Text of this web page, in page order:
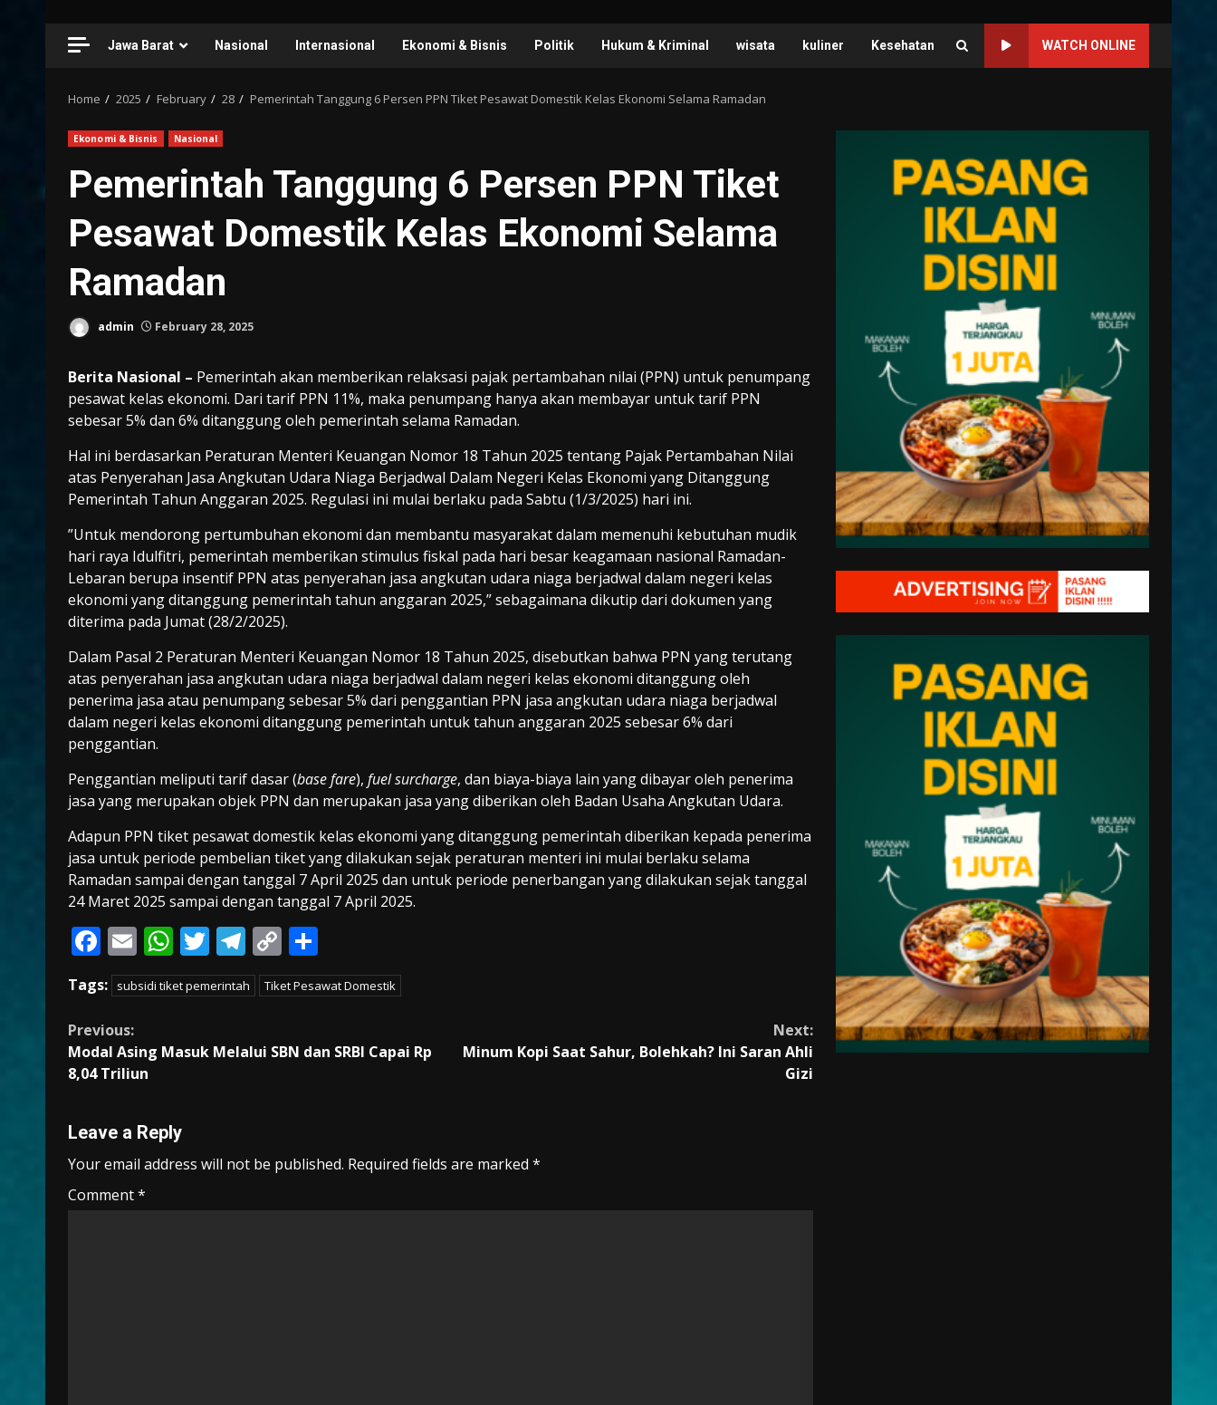
Jawa Barat Nasional Internasional Ekonomi & Bisnis Politik Hukum & Kriminal wisata kuliner Kesehatan WATCH ONLINE
Home 2025 February 28 Pemerintah Tanggung 6 Persen PPN Tiket Pesawat Domestik Kelas Ekonomi Selama Ramadan
Ekonomi & Bisnis Nasional
Pemerintah Tanggung 6 Persen PPN Tiket
Pesawat Domestik Kelas Ekonomi Selama
Ramadan
admin February 28, 2025
Berita Nasional – Pemerintah akan memberikan relaksasi pajak pertambahan nilai (PPN) untuk penumpang
pesawat kelas ekonomi. Dari tarif PPN 11%, maka penumpang hanya akan membayar untuk tarif PPN
sebesar 5% dan 6% ditanggung oleh pemerintah selama Ramadan.
Hal ini berdasarkan Peraturan Menteri Keuangan Nomor 18 Tahun 2025 tentang Pajak Pertambahan Nilai
atas Penyerahan Jasa Angkutan Udara Niaga Berjadwal Dalam Negeri Kelas Ekonomi yang Ditanggung
Pemerintah Tahun Anggaran 2025. Regulasi ini mulai berlaku pada Sabtu (1/3/2025) hari ini.
”Untuk mendorong pertumbuhan ekonomi dan membantu masyarakat dalam memenuhi kebutuhan mudik
hari raya Idulfitri, pemerintah memberikan stimulus fiskal pada hari besar keagamaan nasional Ramadan-
Lebaran berupa insentif PPN atas penyerahan jasa angkutan udara niaga berjadwal dalam negeri kelas
ekonomi yang ditanggung pemerintah tahun anggaran 2025,” sebagaimana dikutip dari dokumen yang
diterima pada Jumat (28/2/2025).
Dalam Pasal 2 Peraturan Menteri Keuangan Nomor 18 Tahun 2025, disebutkan bahwa PPN yang terutang
atas penyerahan jasa angkutan udara niaga berjadwal dalam negeri kelas ekonomi ditanggung oleh
penerima jasa atau penumpang sebesar 5% dari penggantian PPN jasa angkutan udara niaga berjadwal
dalam negeri kelas ekonomi ditanggung pemerintah untuk tahun anggaran 2025 sebesar 6% dari
penggantian.
Penggantian meliputi tarif dasar (base fare), fuel surcharge, dan biaya-biaya lain yang dibayar oleh penerima
jasa yang merupakan objek PPN dan merupakan jasa yang diberikan oleh Badan Usaha Angkutan Udara.
Adapun PPN tiket pesawat domestik kelas ekonomi yang ditanggung pemerintah diberikan kepada penerima
jasa untuk periode pembelian tiket yang dilakukan sejak peraturan menteri ini mulai berlaku selama
Ramadan sampai dengan tanggal 7 April 2025 dan untuk periode penerbangan yang dilakukan sejak tanggal
24 Maret 2025 sampai dengan tanggal 7 April 2025.
F
ac
e
b
o
o
E
m
ai
W
h
at
A
T
w
itt
T
el
e
a
C
o
p
Li
h
ar
Tags: subsidi tiket pemerintah Tiket Pesawat Domestik
Continue
Reading
Previous:
Modal Asing Masuk Melalui SBN dan SRBI Capai Rp
8,04 Triliun
Next:
Minum Kopi Saat Sahur, Bolehkah? Ini Saran Ahli
Gizi
Leave a Reply
Your email address will not be published. Required fields are marked *
Comment*